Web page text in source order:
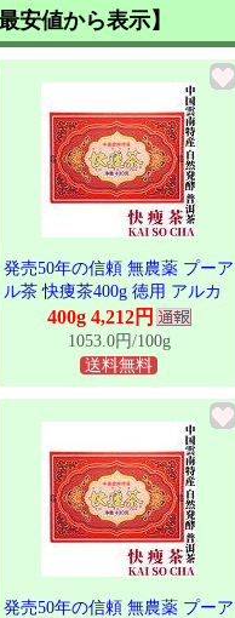
安値から表示】
発売50年の信頼 無農薬 プーア
ル茶 快痩茶400g 徳用 アルカ
リ度64 東西物産株式会社 群馬
県 雲南 黒茶 後発酵茶 プアー
ル茶 プーアール茶 ティーバッ
グ プーアル ぷーあるちゃ 美
容茶 健康茶 お茶 年間限定輸
入 発売40年を超えるロングセ
ラー プーアール茶
400g 4,212円
1053.0円/100g
送料無料
発売50年の信頼 無農薬 プーア